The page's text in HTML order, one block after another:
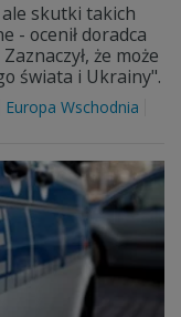
skutki takich
- ocenił doradca
że może
świata i Ukrainy".
Europa Wschodnia